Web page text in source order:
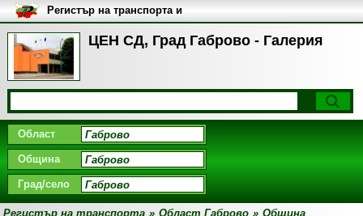
ЦЕН СД, Град Габрово - Галерия
Регистър на транспорта и
транспортните фирми в
България
Област
Община
Град/село
Регистър на транспорта » Област Габрово » Община